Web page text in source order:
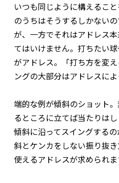
いつも同じように構えるこ
のうちはそうするしかない
が、一方でそれはアドレス
てはいけません。打ちたい
がアドレス。「打ち方を変
ングの大部分はアドレスによ
端的な例が傾斜のショット
るところに立てば当たりは
傾斜に沿ってスイングする
斜とケンカをしない振り抜
使えるアドレスが求められま